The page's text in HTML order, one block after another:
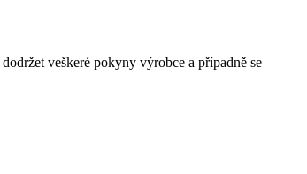
veškeré pokyny výrobce a případně se